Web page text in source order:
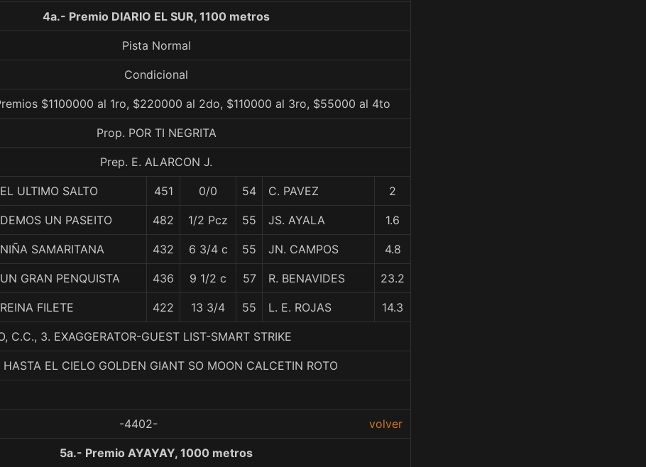
4a.- Premio DIARIO EL SUR, 1100 metros
Pista Normal
Condicional
$1100000 al 1ro, $220000 al 2do, $110000 al 3ro, $55000 al 4to
Prop. POR TI NEGRITA
Prep. E. ALARCON J.
EL ULTIMO SALTO 451 0/0 54 C. PAVEZ 2
DEMOS UN PASEITO 482 1/2 Pcz 55 JS. AYALA 1.6
NIÑA SAMARITANA 432 6 3/4 c 55 JN. CAMPOS 4.8
UN GRAN PENQUISTA 436 9 1/2 c 57 R. BENAVIDES 23.2
REINA FILETE 422 13 3/4 55 L. E. ROJAS 14.3
C.C., 3. EXAGGERATOR-GUEST LIST-SMART STRIKE
HASTA EL CIELO GOLDEN GIANT SO MOON CALCETIN ROTO
-4402- volver
5a.- Premio AYAYAY, 1000 metros